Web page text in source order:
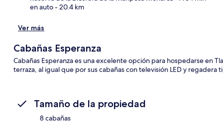
en auto- 20.4 km
Ver más
Cabañas Esperanza
Cabañas Esperanza es una excelente opción para hospedarse en
terraza, al igual que por sus cabañas con televisión LED y regadera
Tamaño de la propiedad
8 cabañas